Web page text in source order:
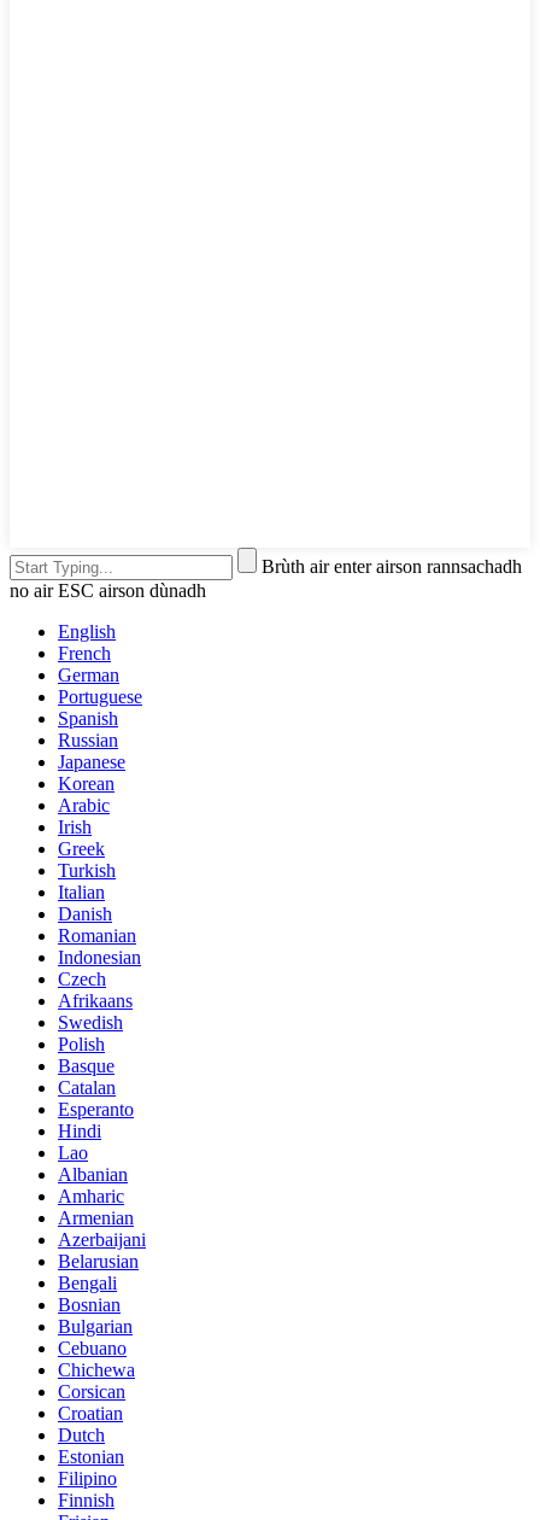
Brùth air enter airson rannsachadh
no air ESC airson dùnadh
English
French
German
Portuguese
Spanish
Russian
Japanese
Korean
Arabic
Irish
Greek
Turkish
Italian
Danish
Romanian
Indonesian
Czech
Afrikaans
Swedish
Polish
Basque
Catalan
Esperanto
Hindi
Lao
Albanian
Amharic
Armenian
Azerbaijani
Belarusian
Bengali
Bosnian
Bulgarian
Cebuano
Chichewa
Corsican
Croatian
Dutch
Estonian
Filipino
Finnish